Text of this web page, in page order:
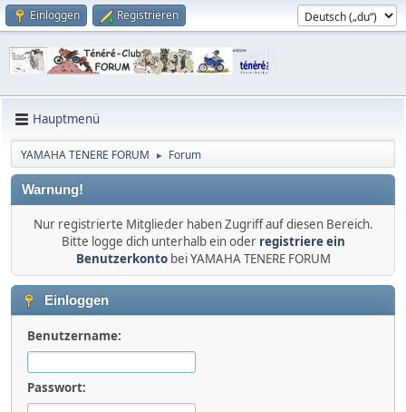
Einloggen Registrieren
Hauptmenü
YAMAHA TENERE FORUM ► Forum
Warnung!
Nur registrierte Mitglieder haben Zugriff auf diesen Bereich.
Bitte logge dich unterhalb ein oder registriere ein
Benutzerkontobei YAMAHA TENERE FORUM
Einloggen
Benutzername:
Passwort: